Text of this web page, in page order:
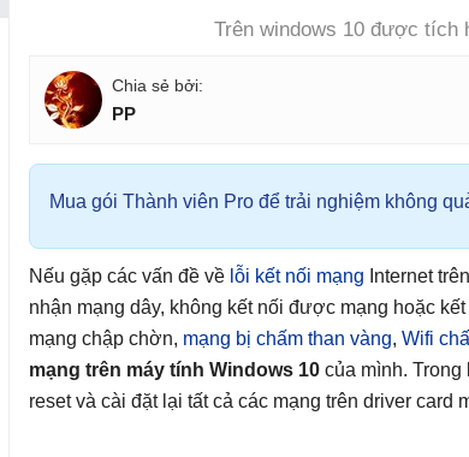
Trên windows 10 được tích
PP
Mua gói Thành viên Pro để trải nghiệm không
Nếu gặp các vấn đề về lỗi kết nối mạng Internet
nhận mạng dây, không kết nối được mạng hoặc
mạng chập chờn, mạng bị chấm than vàng, Wifi
mạng trên máy tính Windows 10 của mình.
reset và cài đặt lại tất cả các mạng trên driver card